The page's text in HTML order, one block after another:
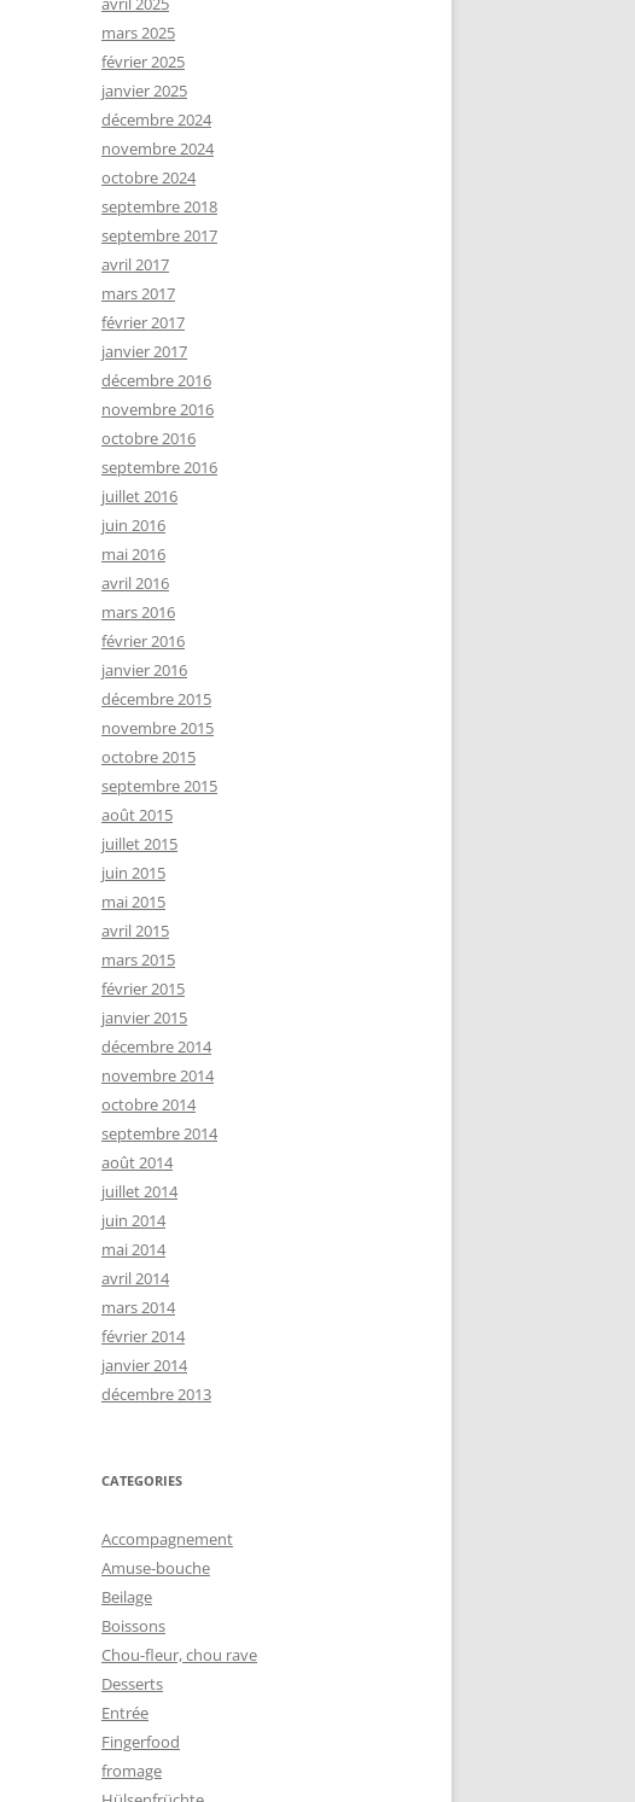
mars 2025
février 2025
janvier 2025
décembre 2024
novembre 2024
octobre 2024
septembre 2018
septembre 2017
avril 2017
mars 2017
février 2017
janvier 2017
décembre 2016
novembre 2016
octobre 2016
septembre 2016
juillet 2016
juin 2016
mai 2016
avril 2016
mars 2016
février 2016
janvier 2016
décembre 2015
novembre 2015
octobre 2015
septembre 2015
août 2015
juillet 2015
juin 2015
mai 2015
avril 2015
mars 2015
février 2015
janvier 2015
décembre 2014
novembre 2014
octobre 2014
septembre 2014
août 2014
juillet 2014
juin 2014
mai 2014
avril 2014
mars 2014
février 2014
janvier 2014
décembre 2013
CATEGORIES
Accompagnement
Amuse-bouche
Beilage
Boissons
Chou-fleur, chou rave
Desserts
Entrée
Fingerfood
fromage